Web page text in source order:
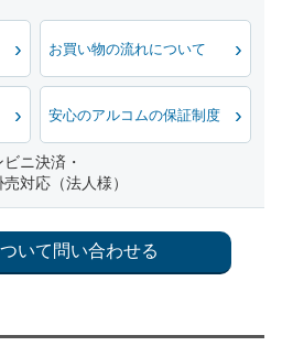
お買い物の流れについて
安心のアルコムの保証制度
ニ決済・
対応（法人様）